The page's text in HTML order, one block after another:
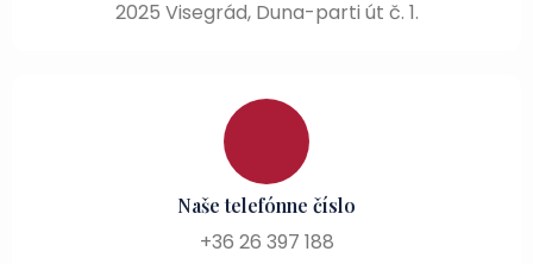
2025 Visegrád, Duna-parti út č. 1.
Naše telefónne číslo
+36 26 397 188